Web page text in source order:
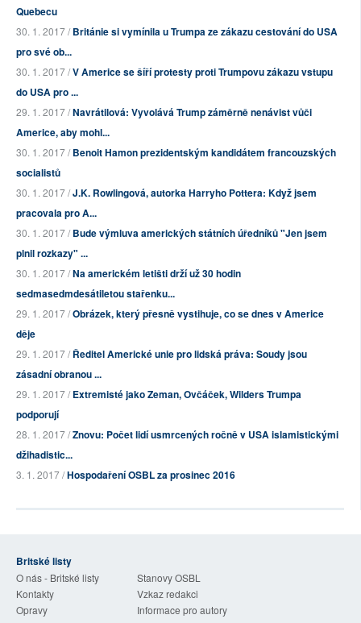
Quebecu
30. 1. 2017 /Británie si vymínila u Trumpa ze zákazu cestování do USA
pro své ob...
30. 1. 2017 /V Americe se šíří protesty proti Trumpovu zákazu vstupu
do USA pro ...
29. 1. 2017 /Navrátilová: Vyvolává Trump záměrně nenávist vůči
Americe, aby mohl...
30. 1. 2017 /Benoit Hamon prezidentským kandidátem francouzských
socialistů
30. 1. 2017 /J.K. Rowlingová, autorka Harryho Pottera: Když jsem
pracovala pro A...
30. 1. 2017 /Bude výmluva amerických státních úředníků "Jen jsem
plnil rozkazy" ...
30. 1. 2017 /Na americkém letišti drží už 30 hodin
sedmasedmdesátiletou stařenku...
29. 1. 2017 /Obrázek, který přesně vystihuje, co se dnes v Americe
děje
29. 1. 2017 /Ředitel Americké unie pro lidská práva: Soudy jsou
zásadní obranou ...
29. 1. 2017 /Extremisté jako Zeman, Ovčáček, Wilders Trumpa
podporují
28. 1. 2017 /Znovu: Počet lidí usmrcených ročně v USA islamistickými
džihadistic...
3. 1. 2017 /Hospodaření OSBL za prosinec 2016
Britské listy
O nás - Britské listy
Stanovy OSBL
Kontakty
Vzkaz redakci
Opravy
Informace pro autory